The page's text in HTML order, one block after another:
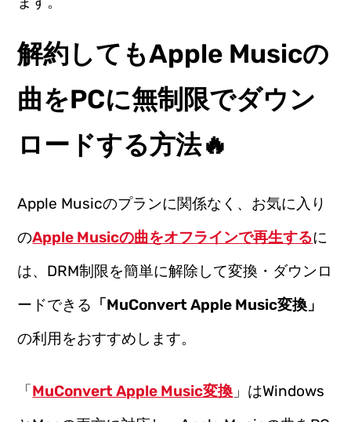
解約してもApple Musicの
曲をPCに無制限でダウン
ロードする方法🔥
Apple Musicのプランに関係なく、お気に入り
のApple Musicの曲をオフラインで再生するに
は、DRM制限を簡単に解除して変換・ダウンロ
ードできる 「MuConvert Apple Music変換」
の利用をおすすめします。
「MuConvert Apple Music変換 」はWindows